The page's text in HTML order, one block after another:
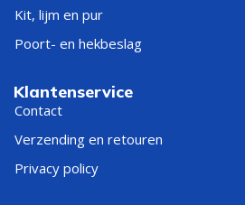
Kit, lijm en pur
Poort- en hekbeslag
Klantenservice
Contact
Verzending en retouren
Privacy policy